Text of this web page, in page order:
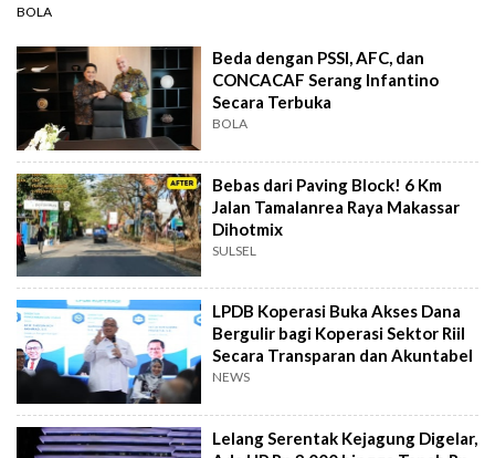
BOLA
Beda dengan PSSI, AFC, dan
CONCACAF Serang Infantino
Secara Terbuka
BOLA
Bebas dari Paving Block! 6 Km
Jalan Tamalanrea Raya Makassar
Dihotmix
SULSEL
LPDB Koperasi Buka Akses Dana
Bergulir bagi Koperasi Sektor Riil
Secara Transparan dan Akuntabel
NEWS
Lelang Serentak Kejagung Digelar,